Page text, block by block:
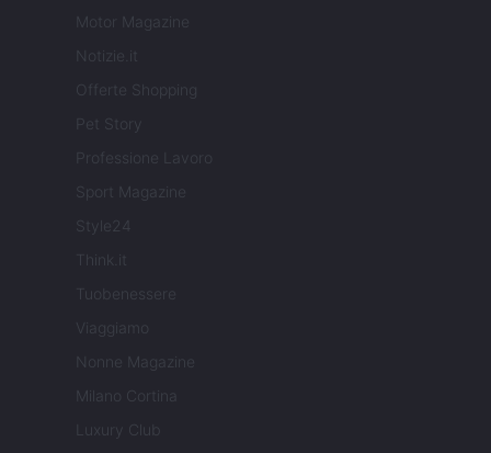
Motor Magazine
Notizie.it
Offerte Shopping
Pet Story
Professione Lavoro
Sport Magazine
Style24
Think.it
Tuobenessere
Viaggiamo
Nonne Magazine
Milano Cortina
Luxury Club